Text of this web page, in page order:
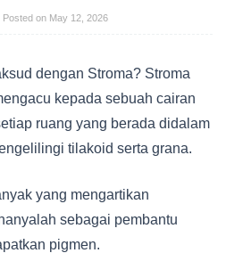
Posted on May 12, 2026
dengan Stroma? Stroma
kepada sebuah cairan
ruang yang berada didalam
tilakoid serta grana.
yang mengartikan
sebagai pembantu
pigmen.